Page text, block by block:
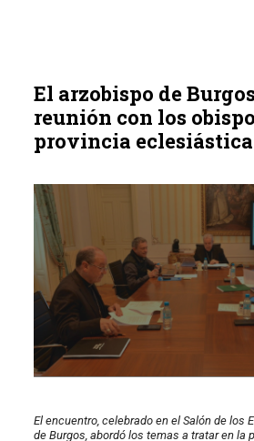
El arzobispo de
reunión con los
provincia eclesiástica
El encuentro, celebrado en el Salón de los
de Burgos, abordó los temas a tratar en la